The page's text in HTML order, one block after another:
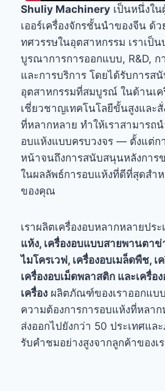
Shuliy Machinery เป็นหนึ่งใ
เออร์เครื่องจักรชั้นนำของจีน ด้
ทศวรรษในอุตสาหกรรม เราเป็
บูรณาการการออกแบบ, R&D, ก
และการบริการ โดยได้รับการส
อุตสาหกรรมที่สมบูรณ์ ในด้านเค
เชี่ยวชาญเทคโนโลยีขั้นสูงและ
ที่หลากหลาย ทำให้เราสามารถ
อบแห้งแบบครบวงจร — ตั้งแต่ก
หน้าจนถึงการสนับสนุนหลังการ
ในผลลัพธ์การอบแห้งที่ดีที่สุดสำ
ของคุณ
เราผลิตเครื่องอบหลากหลายประ
แห้ง, เครื่องอบแบบสายพานตาข่
ไมโครเวฟ, เครื่องอบเมล็ดพืช,
เครื่องอบเม็ดพลาสติก และเครื่อ
เครื่อง ผลิตภัณฑ์ของเราออกแบ
ความต้องการการอบแห้งที่หลา
ส่งออกไปยังกว่า 50 ประเทศแล
รับคำชมอย่างสูงจากลูกค้าของเ